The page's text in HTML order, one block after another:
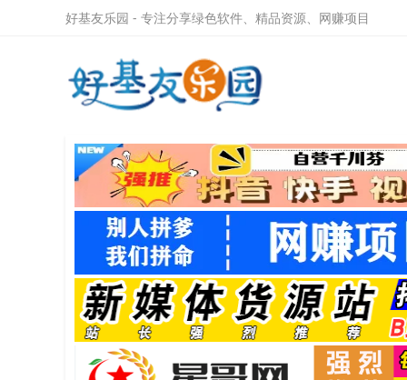
好基友乐园 - 专注分享绿色软件、精品资源、网赚项目